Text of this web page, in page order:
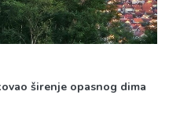
širenje opasnog dima